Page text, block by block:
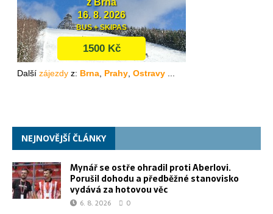
NEJNOVĚJŠÍ ČLÁNKY
Mynář se ostře ohradil proti Aberlovi.
Porušil dohodu a předběžné stanovisko
vydává za hotovou věc
6. 8. 2026 0